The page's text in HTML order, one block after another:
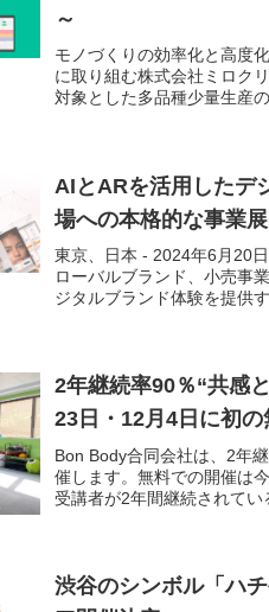
～
モノづくりの効率化と高度
に取り組む株式会社ミロク
対象とした多品種少量生産
AIとARを活用したデ
場への本格的な事業
東京、日本 - 2024年6月20
ローバルブランド、小売事
ジタルブランド体験を提供
2年継続率90％“共感
23日・12月4日に初
Bon Body合同会社は、2年
催します。無料での開催は
受講者が2年間継続されて
渋谷のシンボル「ハ